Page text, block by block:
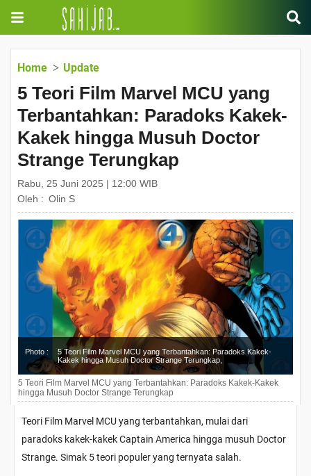
Home Update
5 Teori Film Marvel MCU yang
Terbantahkan: Paradoks Kakek-
Kakek hingga Musuh Doctor
Strange Terungkap
Rabu, 25 Juni 2025 | 12:00 WIB
Oleh : Olin S
Photo :
5 Teori Film Marvel MCU yang Terbantahkan: Paradoks Kakek-
Kakek hingga Musuh Doctor Strange Terungkap,
5 Teori Film Marvel MCU yang Terbantahkan: Paradoks Kakek-Kakek
hingga Musuh Doctor Strange Terungkap
Teori Film Marvel MCU yang terbantahkan, mulai dari
paradoks kakek-kakek Captain America hingga musuh Doctor
Strange. Simak 5 teori populer yang ternyata salah.